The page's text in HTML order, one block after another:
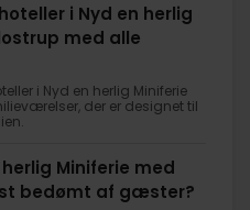
i Nyd en herlig
med alle
i Nyd en herlig Miniferie
der er designet til
Miniferie med
bedømt af gæster?